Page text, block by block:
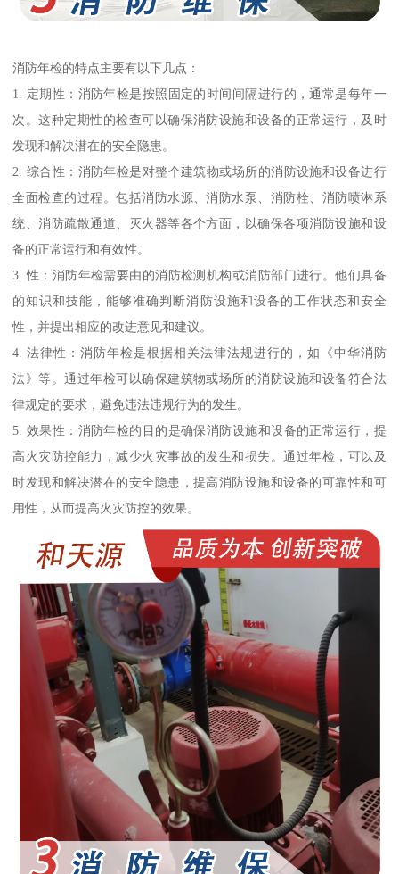
消防年检的特点主要有以下几点：
1. 定期性：消防年检是按照固定的时间间隔进行的，通常是每年一
次。这种定期性的检查可以确保消防设施和设备的正常运行，及时
发现和解决潜在的安全隐患。
2. 综合性：消防年检是对整个建筑物或场所的消防设施和设备进行
全面检查的过程。包括消防水源、消防水泵、消防栓、消防喷淋系
统、消防疏散通道、灭火器等各个方面，以确保各项消防设施和设
备的正常运行和有效性。
3. 性：消防年检需要由的消防检测机构或消防部门进行。他们具备
的知识和技能，能够准确判断消防设施和设备的工作状态和安全
性，并提出相应的改进意见和建议。
4. 法律性：消防年检是根据相关法律法规进行的，如《中华消防
法》等。通过年检可以确保建筑物或场所的消防设施和设备符合法
律规定的要求，避免违法违规行为的发生。
5. 效果性：消防年检的目的是确保消防设施和设备的正常运行，提
高火灾防控能力，减少火灾事故的发生和损失。通过年检，可以及
时发现和解决潜在的安全隐患，提高消防设施和设备的可靠性和可
用性，从而提高火灾防控的效果。